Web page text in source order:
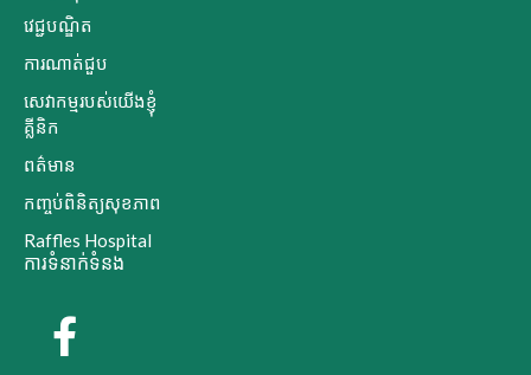
វេជ្ជបណ្ឌិត
ការណាត់ជួប
សេវាកម្មរបស់យើងខ្ញុំ
គ្លីនិក
ពត៌មាន
កញ្ចប់ពិនិត្យសុខភាព
Raffles Hospital
ការទំនាក់ទំនង